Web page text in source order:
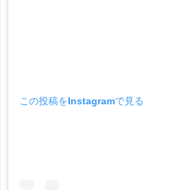
この投稿をInstagramで見る